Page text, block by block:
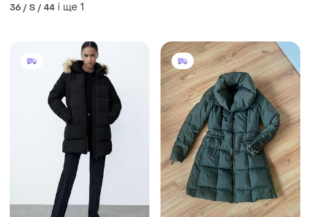
36 / S / 44 і ще 1